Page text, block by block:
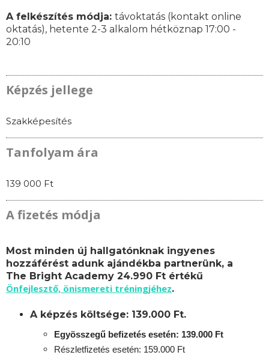
A felkészítés módja: távoktatás (kontakt online
oktatás), hetente 2-3 alkalom hétköznap 17:00 -
20:10
Képzés jellege
Szakképesítés
Tanfolyam ára
139 000 Ft
A fizetés módja
Most minden új hallgatónknak ingyenes
hozzáférést adunk ajándékba partnerünk, a
The Bright Academy 24.990 Ft értékű
Önfejlesztő, önismereti tréningjéhez.
A képzés költsége: 139.000 Ft.
Egyösszegű befizetés esetén: 139.000 Ft
Részletfizetés esetén: 159.000 Ft